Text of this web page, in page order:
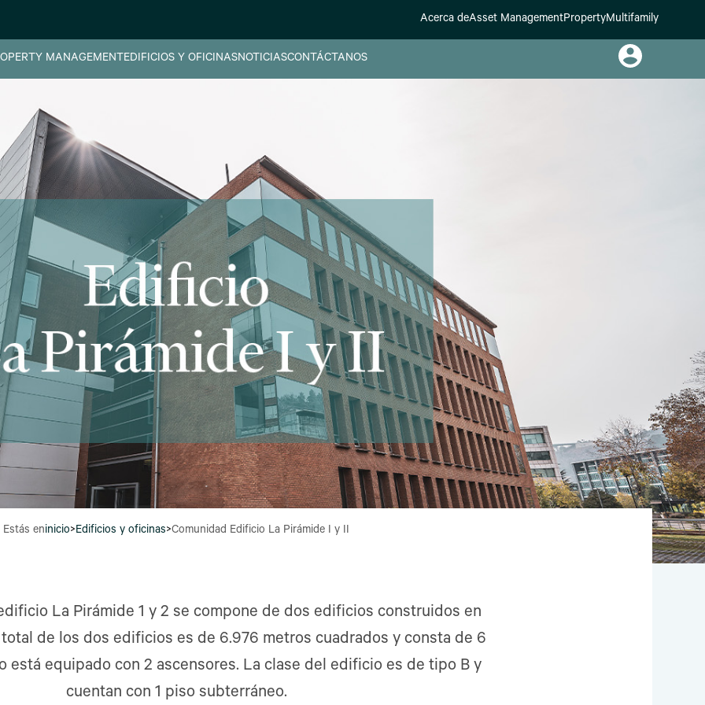
Acerca deAsset ManagementPropertyMultifamily
MANAGEMENT EDIFICIOS Y OFICINASNOTICIASCONTÁCTANOS
Estás eninicio>Edificios y oficinas>Comunidad Edificio La Pirámide I y II
La Pirámide 1 y 2 se compone de dos edificios construidos en
de los dos edificios es de 6.976 metros cuadrados y consta de 6
está equipado con 2 ascensores. La clase del edificio es de tipo B y
cuentan con 1 piso subterráneo.